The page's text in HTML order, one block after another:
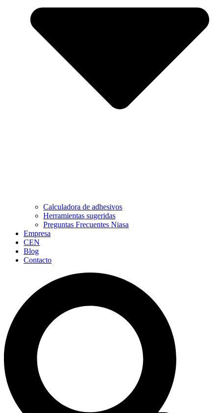
Calculadora de adhesivos
Herramientas sugeridas
Preguntas Frecuentes Niasa
Empresa
CEN
Blog
Contacto